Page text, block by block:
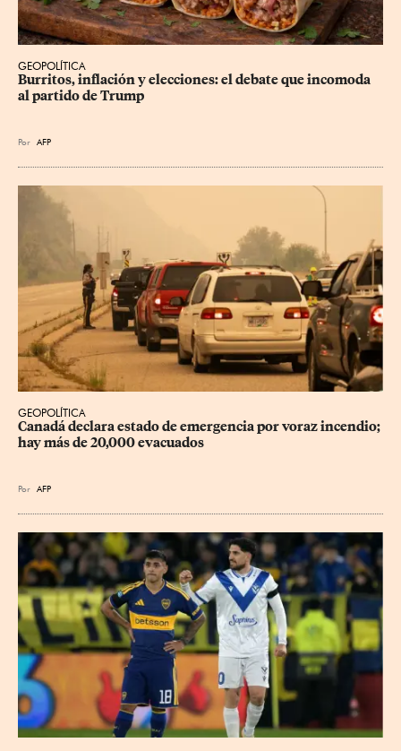
GEOPOLÍTICA
Burritos, inflación y elecciones: el debate que incomoda
al partido de Trump
Por AFP
GEOPOLÍTICA
Canadá declara estado de emergencia por voraz incendio;
hay más de 20,000 evacuados
Por AFP